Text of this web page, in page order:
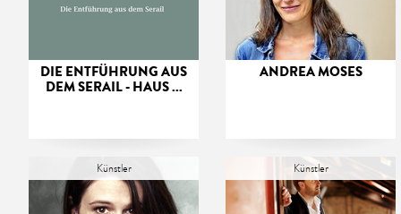
DIE ENTFÜHRUNG AUS
DEM SERAIL - HAUS ...
ANDREA MOSES
Künstler Künstler